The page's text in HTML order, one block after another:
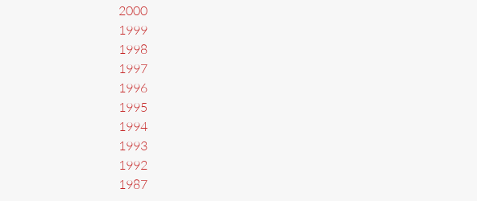
2000
1999
1998
1997
1996
1995
1994
1993
1992
1987